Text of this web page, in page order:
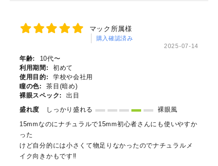
マック所属様
購入確認済み
2025-07-14
年齢:
10代〜
利用期間:
初めて
使用目的:
学校や会社用
瞳の色:
茶目(暗め)
裸眼スペック:
出目
盛れ度
しっかり盛れる
裸眼風
15mmなのにナチュラルで15mm初心者さんにも使いやすか
った
けど自分的には小さくて物足りなかったのでナチュラルメ
イク向きかもです‼️